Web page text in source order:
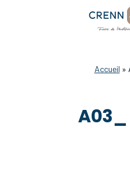
Accueil »
A03_